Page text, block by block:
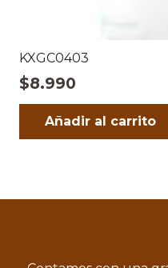
KXGC0403
$8.990
Añadir al carrito